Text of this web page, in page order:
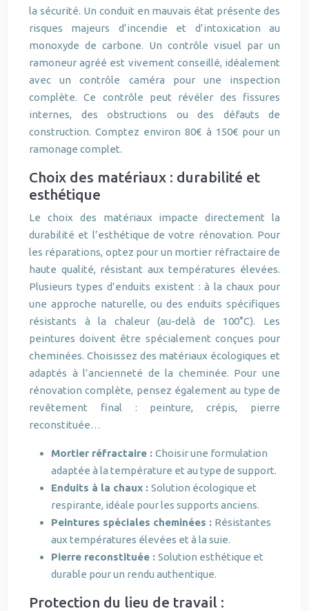
la sécurité. Un conduit en mauvais état présente des
risques majeurs d’incendie et d’intoxication au
monoxyde de carbone. Un contrôle visuel par un
ramoneur agréé est vivement conseillé, idéalement
avec un contrôle caméra pour une inspection
complète. Ce contrôle peut révéler des fissures
internes, des obstructions ou des défauts de
construction. Comptez environ 80€ à 150€ pour un
ramonage complet.
Choix des matériaux : durabilité et
esthétique
Le choix des matériaux impacte directement la
durabilité et l’esthétique de votre rénovation. Pour
les réparations, optez pour un mortier réfractaire de
haute qualité, résistant aux températures élevées.
Plusieurs types d’enduits existent : à la chaux pour
une approche naturelle, ou des enduits spécifiques
résistants à la chaleur (au-delà de 100°C). Les
peintures doivent être spécialement conçues pour
cheminées. Choisissez des matériaux écologiques et
adaptés à l’ancienneté de la cheminée. Pour une
rénovation complète, pensez également au type de
revêtement final : peinture, crépis, pierre
reconstituée…
Mortier réfractaire : Choisir une formulation
adaptée à la température et au type de support.
Enduits à la chaux : Solution écologique et
respirante, idéale pour les supports anciens.
Peintures spéciales cheminées : Résistantes
aux températures élevées et à la suie.
Pierre reconstituée : Solution esthétique et
durable pour un rendu authentique.
Protection du lieu de travail :